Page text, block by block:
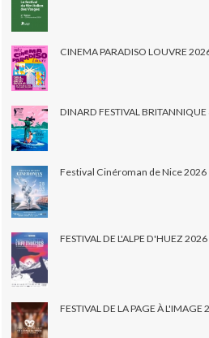
CINEMA PARADISO LOUVRE
DINARD FESTIVAL
Festival Cinéroman de Nice 2026
FESTIVAL DE L'ALPE D'HUEZ 2026
FESTIVAL DE LA PAGE À L'IMAGE